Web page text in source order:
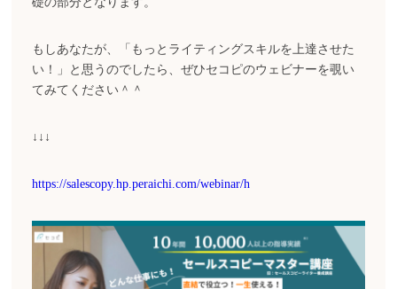
もしあなたが、「もっとライティングスキルを上達させた
い！」と思うのでしたら、ぜひセコピのウェビナーを覗い
てみてください＾＾
↓↓↓
https://salescopy.hp.peraichi.com/webinar/h